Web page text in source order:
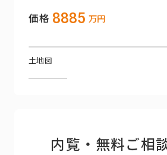
価格 8885 万円
土地図
内覧・無料ご相